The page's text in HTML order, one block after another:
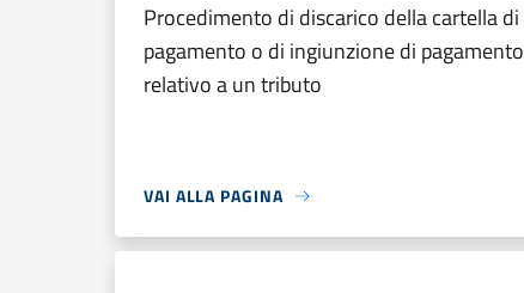
Procedimento di discarico della cartella di
pagamento o di ingiunzione di pagamento
relativo a un tributo
VAI ALLA PAGINA